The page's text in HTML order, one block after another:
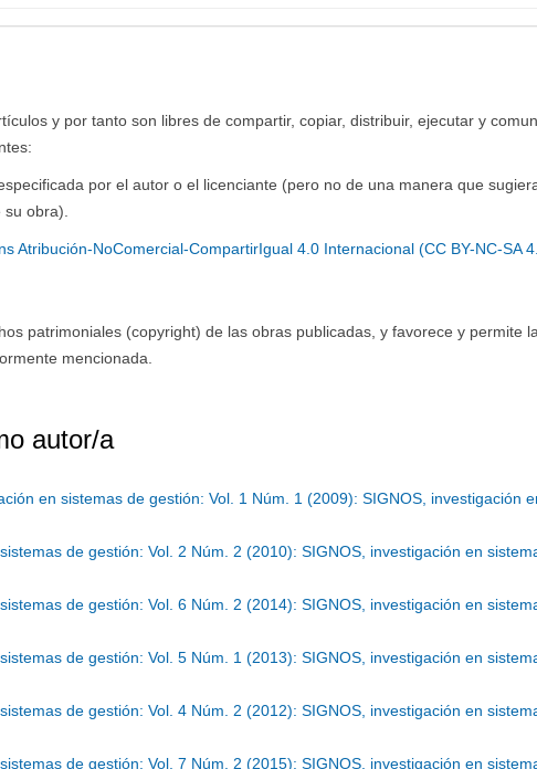
y por tanto son libres de compartir, copiar, distribuir, ejecutar y
por el autor o el licenciante (pero no de una manera que
obra).
Atribución-NoComercial-CompartirIgual 4.0 Internacional (CC BY-NC-SA
patrimoniales (copyright) de las obras publicadas, y favorece y permite la
mencionada.
autor/a
en sistemas de gestión: Vol. 1 Núm. 1 (2009): SIGNOS, investigación
de gestión: Vol. 2 Núm. 2 (2010): SIGNOS, investigación en
de gestión: Vol. 6 Núm. 2 (2014): SIGNOS, investigación en
de gestión: Vol. 5 Núm. 1 (2013): SIGNOS, investigación en
de gestión: Vol. 4 Núm. 2 (2012): SIGNOS, investigación en
de gestión: Vol. 7 Núm. 2 (2015): SIGNOS, investigación en